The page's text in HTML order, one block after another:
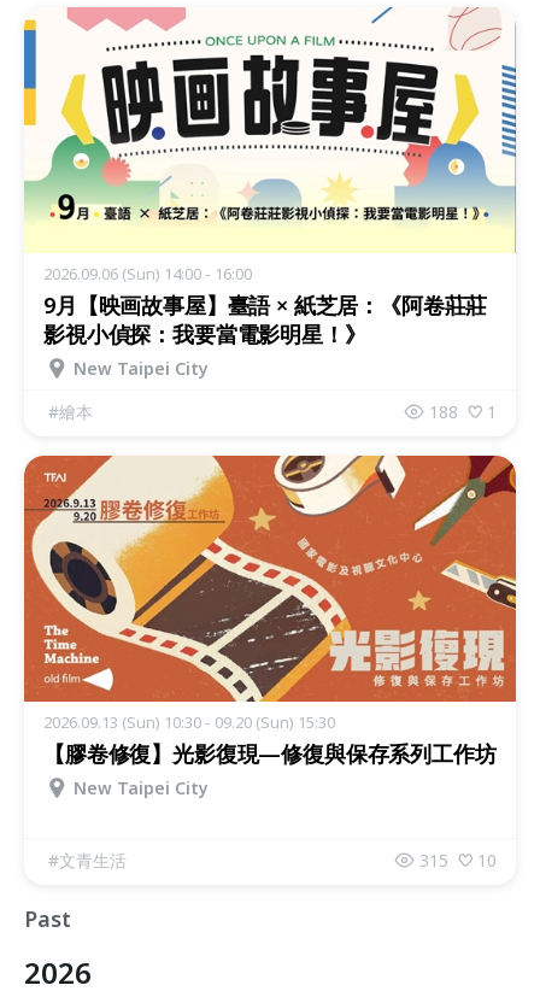
2026.09.06 (Sun) 14:00 - 16:00
9月【映画故事屋】臺語 × 紙芝居：《阿卷莊莊
影視小偵探：我要當電影明星！》
New Taipei City
#繪本 188 1
2026.09.13 (Sun) 10:30 - 09.20 (Sun) 15:30
【膠卷修復】光影復現—修復與保存系列工作坊
New Taipei City
#文青生活 315 10
Past
2026